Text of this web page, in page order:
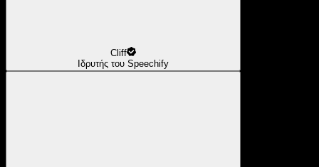
Cliff
Ιδρυτής του Speechify